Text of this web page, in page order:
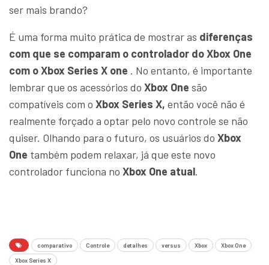
ser mais brando?
É uma forma muito prática de mostrar as diferenças
com que se comparam o controlador do Xbox One
com o Xbox Series X one . No entanto, é importante
lembrar que os acessórios do Xbox One são
compatíveis com o Xbox Series X, então você não é
realmente forçado a optar pelo novo controle se não
quiser. Olhando para o futuro, os usuários do Xbox
One também podem relaxar, já que este novo
controlador funciona no Xbox One atual.
comparativo Controle detalhes versus Xbox Xbox One
Xbox Series X